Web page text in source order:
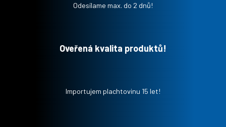
Odesílame max. do 2 dnů!
Oveřená kvalita produktů!
Importujem plachtovinu 15 let!